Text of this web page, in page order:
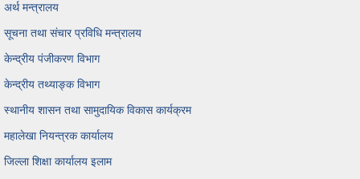
अर्थ मन्त्रालय
सूचना तथा संचार प्रविधि मन्त्रालय
केन्द्रीय पंजीकरण विभाग
केन्द्रीय तथ्याङ्क विभाग
स्थानीय शासन तथा सामुदायिक विकास कार्यक्रम
महालेखा नियन्त्रक कार्यालय
जिल्ला शिक्षा कार्यालय इलाम